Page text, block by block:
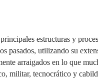
estructuras y
pasados, utilizando su
arraigados en lo que
militar, tecnocrático y